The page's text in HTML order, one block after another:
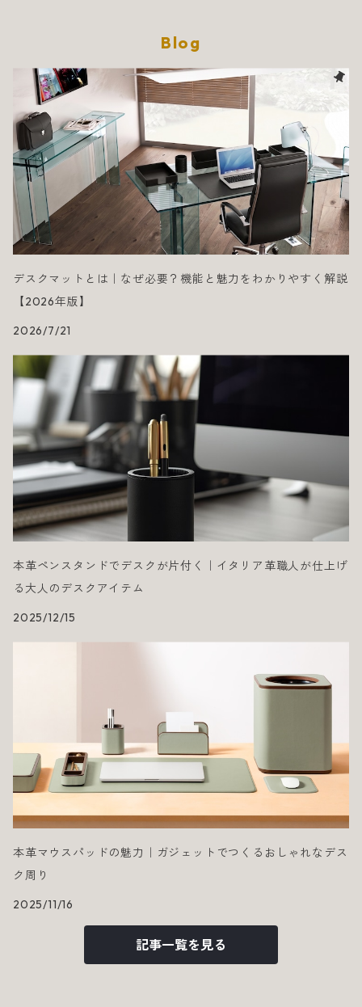
Blog
デスクマットとは｜なぜ必要？機能と魅力をわかりやすく解説
【2026年版】
2026/7/21
本革ペンスタンドでデスクが片付く｜イタリア革職人が仕上げ
る大人のデスクアイテム
2025/12/15
本革マウスパッドの魅力｜ガジェットでつくるおしゃれなデス
ク周り
2025/11/16
記事一覧を見る